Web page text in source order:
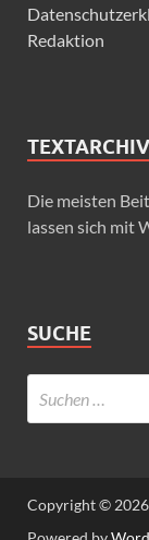
Redaktion
Die meisten
lassen sich mit
SUCHE
Copyright © 2026